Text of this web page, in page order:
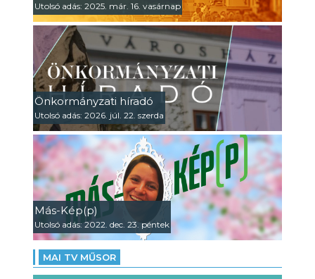
Utolsó adás: 2025. már. 16. vasárnap
Önkormányzati híradó
Utolsó adás: 2026. júl. 22. szerda
Más-Kép(p)
Utolsó adás: 2022. dec. 23. péntek
MAI TV MŰSOR